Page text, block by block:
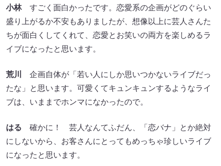
小林すごく面白かったです。恋愛系の企画がどのぐらい
盛り上がるか不安もありましたが、想像以上に芸人さんた
ちが面白くしてくれて、恋愛とお笑いの両方を楽しめるラ
イブになったと思います。
荒川
企画自体が「若い人にしか思いつかないライブだっ
たな」と思います。可愛くてキュンキュンするようなライ
ブは、いままでホンマになかったので。
はる 確かに！ 芸人なんてふだん、「恋バナ」とか絶対
にしないから、お客さんにとってもめっちゃ珍しいライブ
になったと思います。